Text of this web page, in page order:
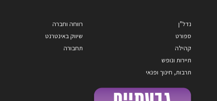
נדל"ן
ספורט
קהילה
תיירות ונופש
תרבות, חינוך ופנאי
רווחה וחברה
שיווק באינטרנט
תחבורה